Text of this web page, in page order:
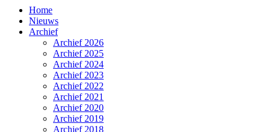
Home
Nieuws
Archief
Archief 2026
Archief 2025
Archief 2024
Archief 2023
Archief 2022
Archief 2021
Archief 2020
Archief 2019
Archief 2018